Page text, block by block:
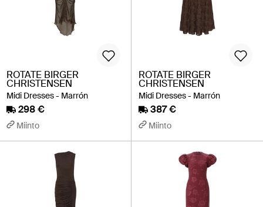
ROTATE BIRGER
CHRISTENSEN
Midi Dresses - Marrón
298 €
Miinto
ROTATE BIRGER
CHRISTENSEN
Midi Dresses - Marrón
387 €
Miinto